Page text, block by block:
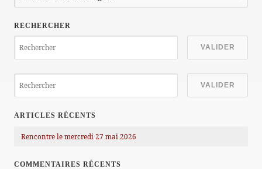
RECHERCHER
ARTICLES RÉCENTS
Rencontre le mercredi 27 mai 2026
COMMENTAIRES RÉCENTS